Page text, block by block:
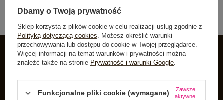
INFORMACJE O BUTIK
Dbamy o Twoją prywatność
Sklep korzysta z plików cookie w celu realizacji usług zgodnie z
Polityką dotyczącą cookies. Możesz określić warunki
przechowywania lub dostępu do cookie w Twojej przeglądarce.
Więcej informacji na temat warunków i prywatności można
znaleźć także na stronie Prywatność i warunki Google.
Funkcjonalne pliki cookie (wymagane)
Zawsze
aktywne